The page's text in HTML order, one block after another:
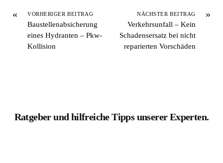
« VORHERIGER BEITRAG
Baustellenabsicherung
eines Hydranten – Pkw-
Kollision
»
NÄCHSTER BEITRAG
Verkehrsunfall – Kein
Schadensersatz bei nicht
reparierten Vorschäden
Ratgeber und hilfreiche Tipps unserer Experten.